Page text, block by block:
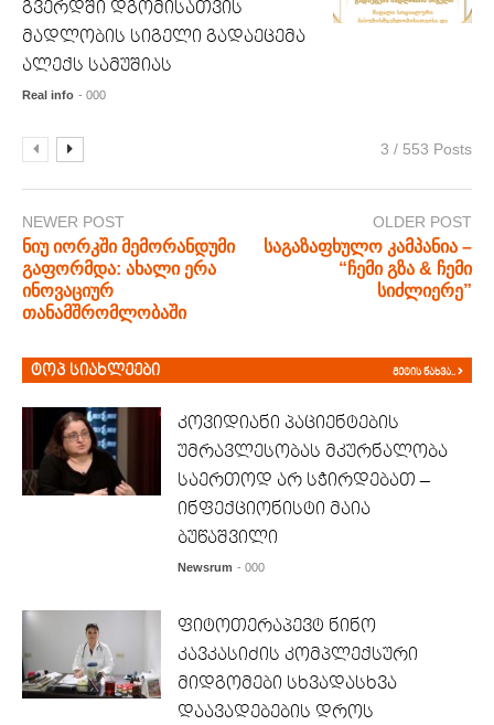
გვერდში დგომისათვის
მადლობის სიგელი გადაეცემა
ალექს სამუშიას
Real info - 000
3 / 553 Posts
NEWER POST
ნიუ იორკში მემორანდუმი
გაფორმდა: ახალი ერა
ინოვაციურ
თანამშრომლობაში
OLDER POST
საგაზაფხულო კამპანია –
“ჩემი გზა & ჩემი
სიძლიერე”
ტოპ სიახლეები მეტის ნახვა..
კოვიდიანი პაციენტების
უმრავლესობას მკურნალობა
საერთოდ არ სჭირდებათ –
ინფექციონისტი მაია
ბუწაშვილი
Newsrum - 000
ფიტოთერაპევტ ნინო
კავკასიძის კომპლექსური
მიდგომები სხვადასხვა
დაავადებების დროს